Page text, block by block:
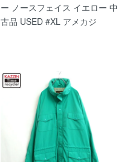
ー ノースフェイス イエロー 中
古品 USED #XL アメカジ